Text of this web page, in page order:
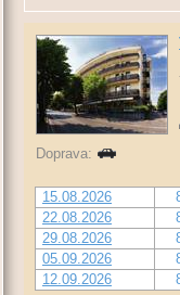
Doprava:
15.08.2026
22.08.2026
29.08.2026
05.09.2026
12.09.2026